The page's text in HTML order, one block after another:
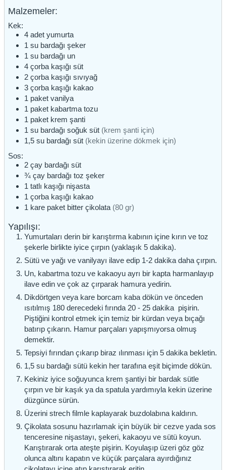
Malzemeler:
Kek:
4 adet yumurta
1 su bardağı şeker
1 su bardağı un
4 çorba kaşığı süt
2 çorba kaşığı sıvıyağ
3 çorba kaşığı kakao
1 paket vanilya
1 paket kabartma tozu
1 paket krem şanti
1 su bardağı soğuk süt (krem şanti için)
1,5 su bardağı süt (kekin üzerine dökmek için)
Sos:
2 çay bardağı süt
¾ çay bardağı toz şeker
1 tatlı kaşığı nişasta
1 çorba kaşığı kakao
1 kare paket bitter çikolata (80 gr)
Yapılışı:
Yumurtaları derin bir karıştırma kabının içine kırın ve toz
şekerle birlikte iyice çırpın (yaklaşık 5 dakika).
Sütü ve yağı ve vanilyayı ilave edip 1-2 dakika daha çırpın.
Un, kabartma tozu ve kakaoyu ayrı bir kapta harmanlayıp
ilave edin ve çok az çırparak hamura yedirin.
Dikdörtgen veya kare borcam kaba dökün ve önceden
ısıtılmış 180 derecedeki fırında 20 - 25 dakika pişirin.
Piştiğini kontrol etmek için temiz bir kürdan veya bıçağı
batırıp çıkarın. Hamur parçaları yapışmıyorsa olmuş
demektir.
Tepsiyi fırından çıkarıp biraz ılınması için 5 dakika bekletin.
1,5 su bardağı sütü kekin her tarafına eşit biçimde dökün.
Kekiniz iyice soğuyunca krem şantiyi bir bardak sütle
çırpın ve bir kaşık ya da spatula yardımıyla kekin üzerine
düzgünce sürün.
Üzerini strech filmle kaplayarak buzdolabına kaldırın.
Çikolata sosunu hazırlamak için büyük bir cezve yada sos
tenceresine nişastayı, şekeri, kakaoyu ve sütü koyun.
Karıştırarak orta ateşte pişirin. Koyulaşıp üzeri göz göz
olunca altını kapatın ve küçük parçalara ayırdığınız